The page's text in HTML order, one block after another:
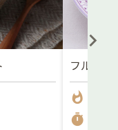
フルー
whatshot
timer